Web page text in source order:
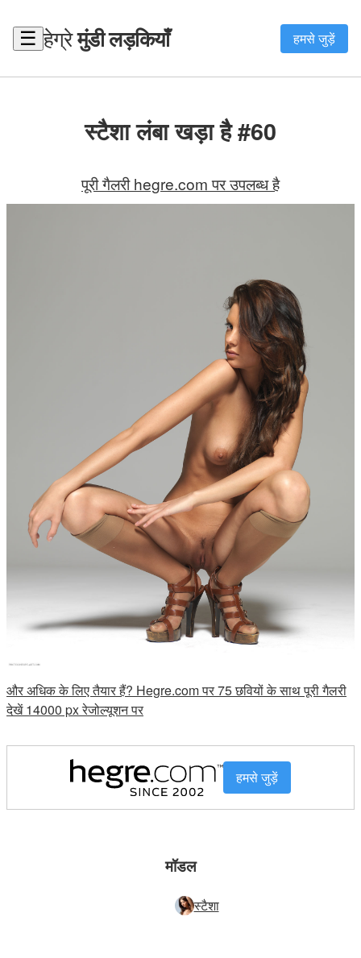
☰ हेग्रेमुंडी लड़कियाँ हमसे जुड़ें
स्टैशा लंबा खड़ा है #60
पूरी गैलरी hegre.com पर उपलब्ध है
और अधिक के लिए तैयार हैं? Hegre.com पर 75 छवियों के साथ पूरी गैलरी
देखें 14000 px रेजोल्यूशन पर
हमसे जुड़ें
मॉडल
स्टैशा